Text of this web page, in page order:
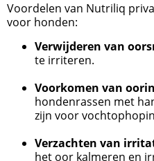
Voordelen van Nutriliq
voor honden:
Verwijderen van
te irriteren.
Voorkomen van
hondenrassen met
zijn voor
Verzachten van
het oor kalmeren en